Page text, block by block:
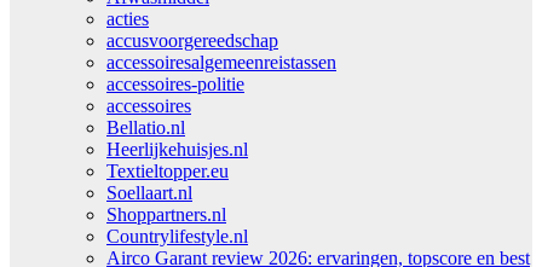
acties
accusvoorgereedschap
accessoiresalgemeenreistassen
accessoires-politie
accessoires
Bellatio.nl
Heerlijkehuisjes.nl
Textieltopper.eu
Soellaart.nl
Shoppartners.nl
Countrylifestyle.nl
Airco Garant review 2026: ervaringen, topscore en best